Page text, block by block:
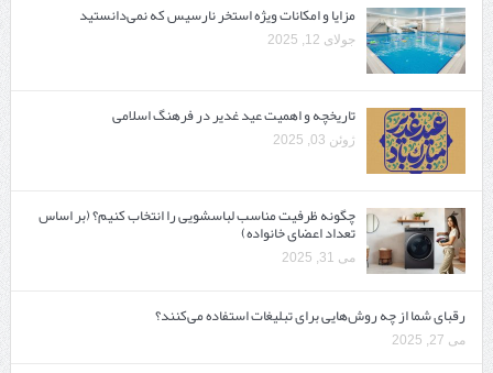
مزایا و امکانات ویژه استخر نارسیس که نمی‌دانستید
جولای 12, 2025
تاریخچه و اهمیت عید غدیر در فرهنگ اسلامی
ژوئن 03, 2025
چگونه ظرفیت مناسب لباسشویی را انتخاب کنیم؟ (بر اساس
تعداد اعضای خانواده)
می 31, 2025
رقبای شما از چه روش‌هایی برای تبلیغات استفاده می‌کنند؟
می 27, 2025